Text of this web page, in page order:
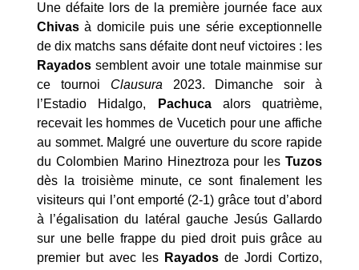
Une défaite lors de la première journée face aux
Chivas à domicile puis une série exceptionnelle
de dix matchs sans défaite dont neuf victoires : les
Rayados semblent avoir une totale mainmise sur
ce tournoi Clausura 2023. Dimanche soir à
l’Estadio Hidalgo,
Pachucaalors quatrième,
recevait les hommes de Vucetich pour une affiche
au sommet. Malgré une ouverture du score rapide
du Colombien Marino Hineztroza pour les Tuzos
dès la troisième minute, ce sont finalement les
visiteurs qui l’ont emporté (2-1) grâce tout d’abord
à l’égalisation du latéral gauche Jesús Gallardo
sur une belle frappe du pied droit puis grâce au
premier but avec les Rayados de Jordi Cortizo,